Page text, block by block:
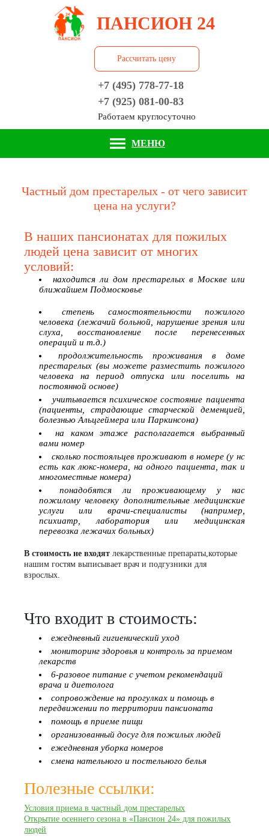
ПАНСИОН 24
Рассчитать цену
+7 (495) 778-77-18
+7 (925) 081-00-83
Работаем круглосуточно
МЕНЮ
Частный дом престарелых - от чего зависит
цена на услуги?
В наших пансионатах для пожилых
людей цена зависит от многих
условий:
находится ли дом престарелых в Москве или
ближайшем Подмосковье
степень самостоятельности пожилого
человека (лежачий больной, нарушение зрения или
слуха, восстановление после перенесенных
операций и т.д.)
продолжительность проживания в доме
престарелых (вы можете разместить пожилого
человека на период отпуска или поселить на
постоянной основе)
учитывается психическое состояние пациента
(пациенты, страдающие старческой деменцией,
болезнью Альцгеймера или Паркинсона)
на каком этаже располагается выбранный
вами номер
сколько постояльцев проживают в номере (у нс
есть как люкс-номера, на одного пациента, так и
многоместные номера)
понадобятся ли проживающему у нас
пожилому человеку дополнительные медицинские
услуги или врачи-специалисты (например,
психиатр, лаборатория или медицинская
перевозка лежачих больных)
В стоимость не входятлекарственные препараты,которые
нашим гостям выписывает врач и подгузники для
взрослых.
Что входит в стоимость:
ежедневный гигиенический уход
мониторинг здоровья и контроль за приемом
лекарств
6-разовое питание с учетом рекомендаций
врача и диетолога
сопровождение на прогулках и помощь в
передвижении по территории пансионата
помощь в приеме пищи
организованный досуг для пожилых людей
ежедневная уборка номеров
смена нательного и постельного белья
Полезные ссылки:
Условия приема в частный дом престарелых
Открытие осеннего сезона в «Пансион 24» для пожилых
людей